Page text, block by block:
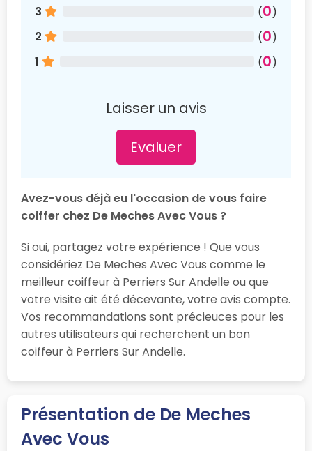
3
(0)
2
(0)
1
(0)
Laisser un avis
Evaluer
Avez-vous déjà eu l'occasion de vous faire
coiffer chez De Meches Avec Vous ?
Si oui, partagez votre expérience ! Que vous
considériez De Meches Avec Vous comme le
meilleur coiffeur à Perriers Sur Andelle ou que
votre visite ait été décevante, votre avis compte.
Vos recommandations sont précieuces pour les
autres utilisateurs qui recherchent un bon
coiffeur à Perriers Sur Andelle.
Présentation de De Meches
Avec Vous